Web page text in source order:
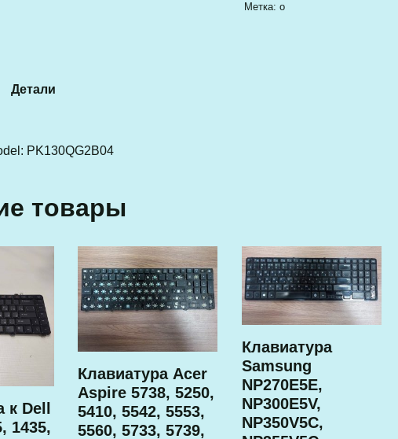
Метка: о
Детали
PK130QG2B04
товары
Dell
1435,
Клавиатура Acer
Aspire 5738, 5250,
5410, 5542, 5553,
5560, 5733, 5739,
Клавиатура
Samsung
NP270E5E,
NP300E5V,
NP350V5C,